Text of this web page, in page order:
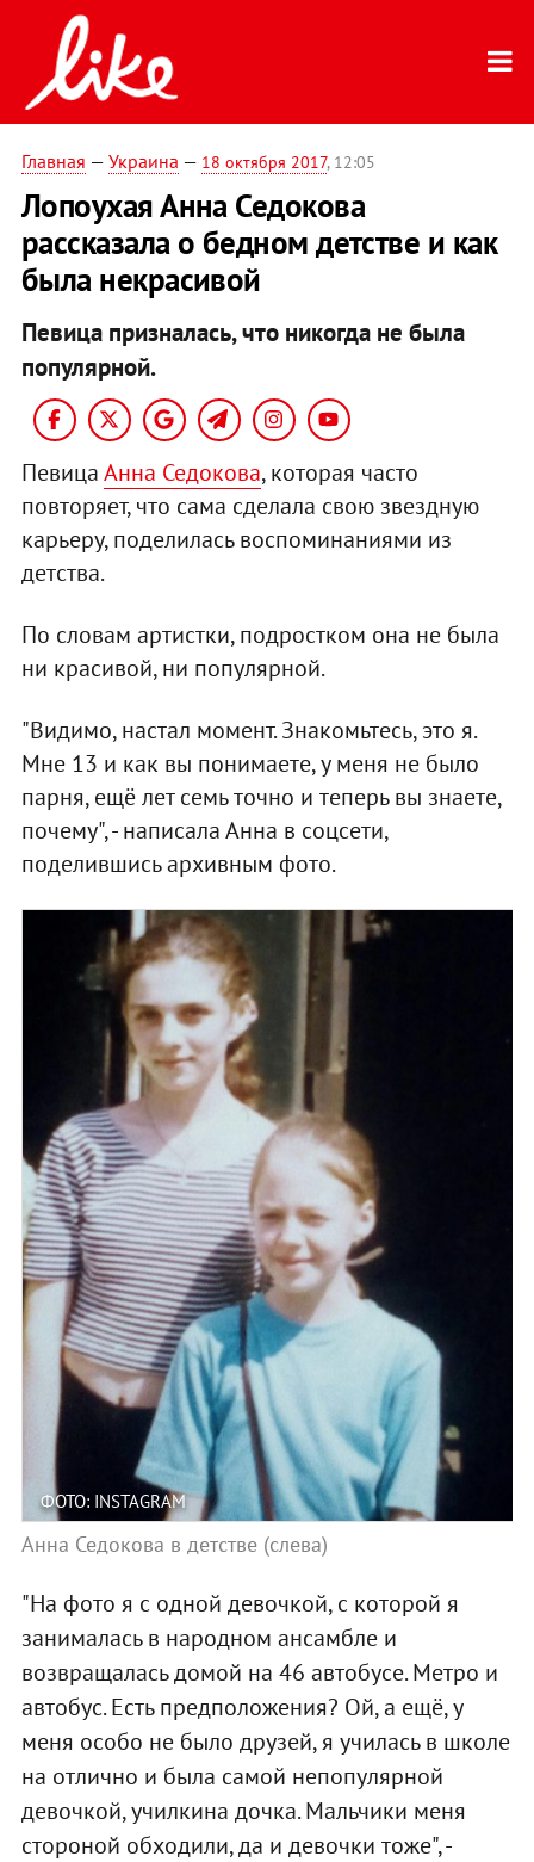
Главная — Украина — 18 октября 2017, 12:05
Лопоухая Анна Седокова
рассказала о бедном детстве и как
была некрасивой
Певица призналась, что никогда не была
популярной.
ПевицаАнна Седокова, которая часто
повторяет, что сама сделала свою звездную
карьеру, поделилась воспоминаниями из
детства.
По словам артистки, подростком она не была
ни красивой, ни популярной.
"Видимо, настал момент. Знакомьтесь, это я.
Мне 13 и как вы понимаете, у меня не было
парня, ещё лет семь точно и теперь вы знаете,
почему", - написала Анна в соцсети,
поделившись архивным фото.
ФОТО: INSTAGRAM
Анна Седокова в детстве (слева)
"На фото я с одной девочкой, с которой я
занималась в народном ансамбле и
возвращалась домой на 46 автобусе. Метро и
автобус. Есть предположения? Ой, а ещё, у
меня особо не было друзей, я училась в школе
на отлично и была самой непопулярной
девочкой, училкина дочка. Мальчики меня
стороной обходили, да и девочки тоже", -